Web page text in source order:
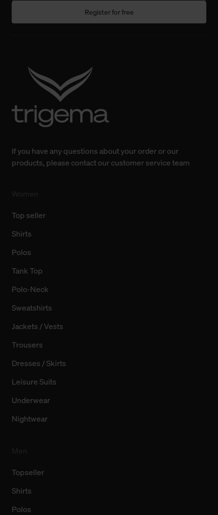
bisherigen Einstellungen und die damit verbundene
Weitere Informationen über Cookies und Web-
Technologien sowie die Nutzung Ihrer persönlichen Daten
finden Sie in unserer Datenschutzerklärung.
Register for free
If you have any questions about your order or our
products, please contact our customer service team
Top seller
Shirts
Polos
Tank Top
Polo-Neck
Sweatshirts
Jackets / Vests
Trousers
Dresses / Skirts
Leisure Suits
Underwear
Nightwear
Topseller
Shirts
Polos